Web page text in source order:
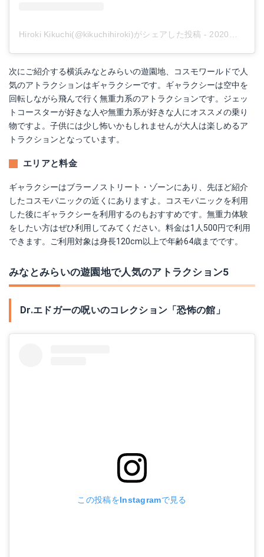
Hiroki Kikuchi(@kikuchihiroki)がシェアした投稿 - 2020年 2月月18日午前5時04分PST
次にご紹介する横浜みなとみらいの遊園地、コスモワールドで人
気のアトラクションはギャラクシーです。ギャラクシーは空中を
回転しながら飛んで行く無重力系のアトラクションです。ジェッ
トコースターが好きな人や無重力系が好きな人にオススメの乗り
物ですよ。子供には少し怖いかもしれませんが大人は楽しめるア
トラクションとなっています。
エリアと料金
ギャラクシーはブラーノストリート・ゾーンにあり、先ほど紹介
したコスモパニックの近くにありますよ。コスモパニックを利用
した後にギャラクシーを利用するのもおすすめです。無重力体験
をしたい方はぜひ利用してみてください。料金は1人500円で利用
できます。ご利用対象は身長120cm以上で年齢64歳までです。
みなとみらいの遊園地で人気のアトラクション5
Dr.エドガーの呪いのコレクション「恐怖の館」
この投稿をInstagramで見る